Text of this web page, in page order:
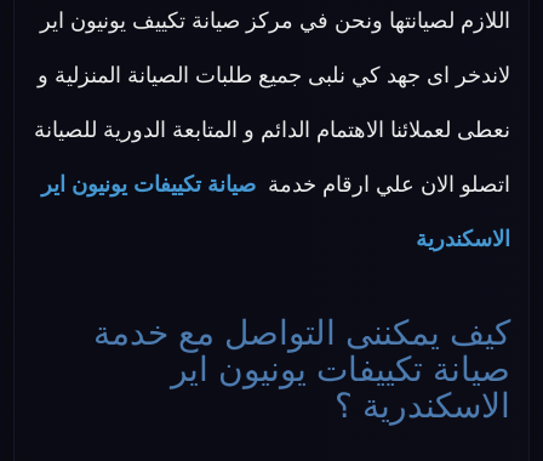
اللازم لصيانتها ونحن في مركز صيانة تكييف يونيون اير
لاندخر اى جهد كي نلبى جميع طلبات الصيانة المنزلية و
نعطى لعملائنا الاهتمام الدائم و المتابعة الدورية للصيانة
اتصلو الان علي ارقام خدمة صيانة تكييفات يونيون اير
الاسكندرية
كيف يمكننى التواصل مع خدمة
صيانة تكييفات يونيون اير
الاسكندرية ؟